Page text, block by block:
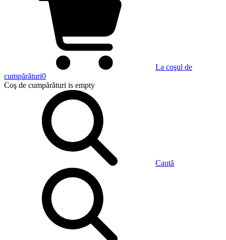
La coşul de
cumpărături0
Coş de cumpărături is empty
Caută